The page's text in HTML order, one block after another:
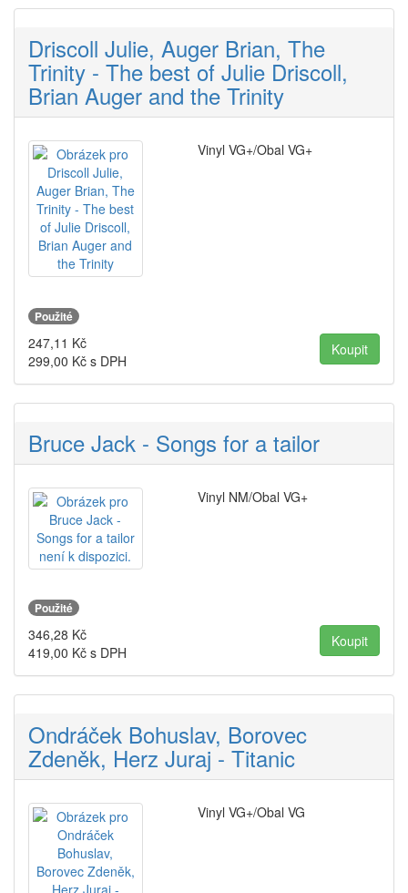
Driscoll Julie, Auger Brian, The
Trinity - The best of Julie Driscoll,
Brian Auger and the Trinity
Vinyl VG+/Obal VG+
Použité
247,11 Kč
299,00 Kč s DPH
Bruce Jack - Songs for a tailor
Vinyl NM/Obal VG+
Použité
346,28 Kč
419,00 Kč s DPH
Ondráček Bohuslav, Borovec
Zdeněk, Herz Juraj - Titanic
Vinyl VG+/Obal VG